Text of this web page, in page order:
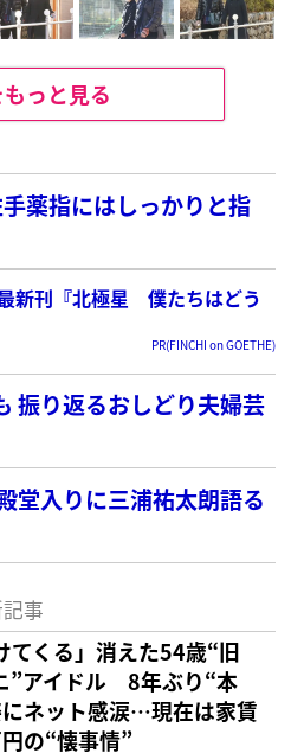
っと見る
手薬指にはしっかりと指
新刊『北極星 僕たちはどう
PR(FINCHI on GOETHE)
振り返るおしどり夫婦芸
堂入りに三浦祐太朗語る
事
てくる」消えた54歳“旧
”アイドル 8年ぶり“本
ネット感涙…現在は家賃
の“懐事情”